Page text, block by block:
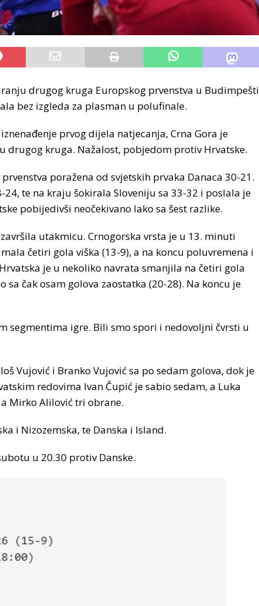
drugog kruga Europskog prvenstva u Budimpešti
bez izgleda za plasman u polufinale.
prvog dijela natjecanja, Crna Gora je
kruga. Nažalost, pobjedom protiv Hrvatske.
poražena od svjetskih prvaka Danaca 30-21.
te na kraju šokirala Sloveniju sa 33-32 i poslala je
pobijedivši neočekivano lako sa šest razlike.
utakmicu. Crnogorska vrsta je u 13. minuti
četiri gola viška (13-9), a na koncu poluvremena i
je u nekoliko navrata smanjila na četiri gola
čak osam golova zaostatka (20-28). Na koncu je
segmentima igre. Bili smo spori i nedovoljni čvrsti u
Vujović i Branko Vujović sa po sedam golova, dok je
redovima Ivan Čupić je sabio sedam, a Luka
Mirko Alilović tri obrane.
i Nizozemska, te Danska i Island.
u 20.30 protiv Danske.